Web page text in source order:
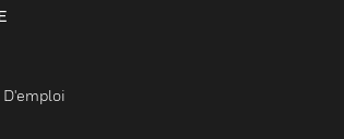
D'emploi